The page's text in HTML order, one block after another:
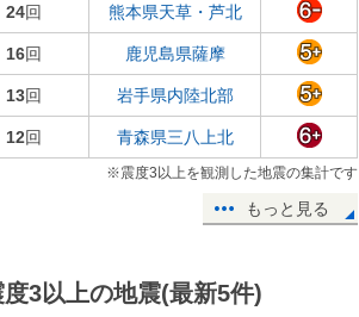
24回 熊本県天草・芦北
16回 鹿児島県薩摩
13回 岩手県内陸北部
12回 青森県三八上北
※震度3以上を観測した地震の集計です
もっと見る
度3以上の地震(最新5件)